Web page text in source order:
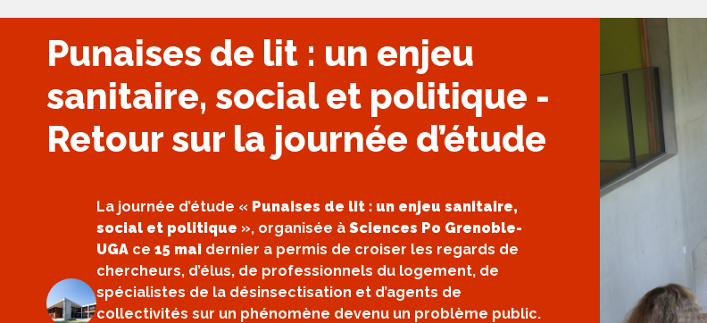
Punaises de lit : un enjeu
sanitaire, social et politique -
Retour sur la journée d’étude
La journée d’étude « Punaises de lit : un enjeu sanitaire,
social et politique », organisée à Sciences Po Grenoble-
UGA ce 15 mai dernier a permis de croiser les regards de
chercheurs, d’élus, de professionnels du logement, de
spécialistes de la désinsectisation et d’agents de
collectivités sur un phénomène devenu un problème public.